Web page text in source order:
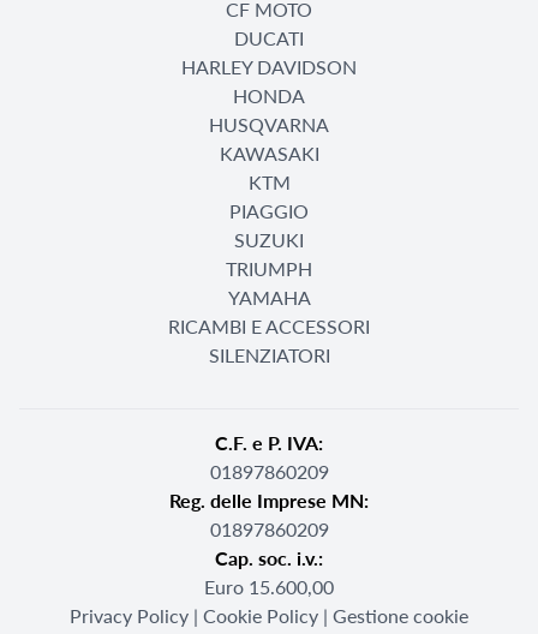
CF MOTO
DUCATI
HARLEY DAVIDSON
HONDA
HUSQVARNA
KAWASAKI
KTM
PIAGGIO
SUZUKI
TRIUMPH
YAMAHA
RICAMBI E ACCESSORI
SILENZIATORI
C.F. e P. IVA:
01897860209
Reg. delle Imprese MN:
01897860209
Cap. soc. i.v.:
Euro 15.600,00
Privacy Policy | Cookie Policy | Gestione cookie